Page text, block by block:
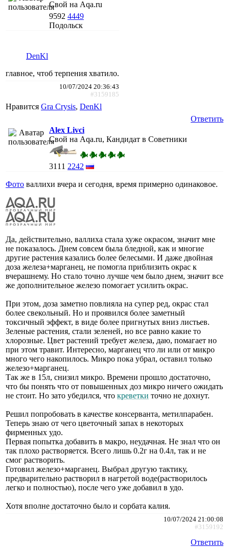
Свой на Aqa.ru
9592 4449
Подольск
DenKl
главное, чтоб терпения хватило.
10/07/2024 20:36:43
#3159185
Нравится Gra Crysis, DenKl
Ответить
Alex Livci
Свой на Aqa.ru, Кандидат в Советники
3111 2242
Фото валлихи вчера и сегодня, время примерно одинаковое.
Да, действительно, валлиха стала хуже окрасом, значит мне
не показалось. Днем совсем была бледной, как и многие
другие растения казались более белесыми. И даже двойная
доза железа+марганец, не помогла приблизить окрас к
вчерашнему. Но стало точно лучше чем было днем, значит все
же дополнительное железо помогает усилить окрас.
При этом, доза заметно повлияла на супер ред, окрас стал
более свекольный. Но и проявился более заметный
токсичный эффект, в виде более пригнутых вниз листьев.
Зеленые растения, стали зеленей, но все равно какие то
хлорозные. Цвет растений требует железа, даю, помагает но
при этом травит. Интересно, марганец что ли или от микро
много чего накопилось. Микро пока убрал, оставил только
железо+марганец.
Так же в 15л, снизил микро. Времени прошло достаточно,
что бы понять что от повышенных доз микро ничего ожидать
не стоит. Но зато убедился, что креветки точно не дохнут.
Решил попробовать в качестве консерванта, метилпарабен.
Теперь знаю от чего цветочный запах в некоторых
фирменных удо.
Первая попытка добавить в макро, неудачная. Не знал что он
так плохо растворяется. Всего лишь 0.2г на 0.4л, так и не
смог растворить.
Готовил железо+марганец. Выбрал другую тактику,
предварительно растворил в нагретой воде(растворилось
легко и полностью), после чего уже добавил в удо.
Хотя вполне достаточно было и сорбата калия.
10/07/2024 21:00:08
#3159192
Ответить